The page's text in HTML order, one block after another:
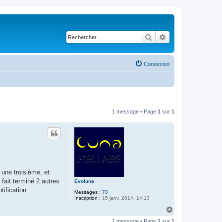
Rechercher
Connexion
1 message • Page 1 sur 1
Evoluna
Messages : 70
Inscription : 15 janv. 2014, 14:13
troisième, et
terminé 2 autres
1 message • Page 1 sur 1